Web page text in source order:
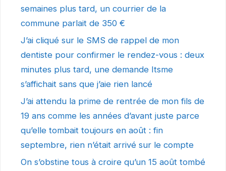
semaines plus tard, un courrier de la
commune parlait de 350 €
J’ai cliqué sur le SMS de rappel de mon
dentiste pour confirmer le rendez-vous : deux
minutes plus tard, une demande Itsme
s’affichait sans que j’aie rien lancé
J’ai attendu la prime de rentrée de mon fils de
19 ans comme les années d’avant juste parce
qu’elle tombait toujours en août : fin
septembre, rien n’était arrivé sur le compte
On s’obstine tous à croire qu’un 15 août tombé